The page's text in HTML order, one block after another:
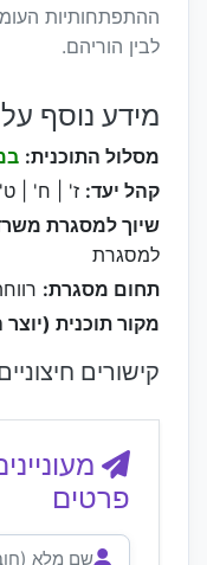
ההתפתחותיות
לבין הוריהם.
מידע נוסף
מסלול התוכנית:
קהל יעד: ז' | ח' | ט'
שיוך למסגרת
למסגרת
תחום מסגרת:
מקור תוכנית
קישורים
פרטים